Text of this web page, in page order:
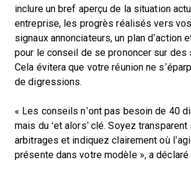
inclure un bref aperçu de la situation
entreprise, les progrès réalisés vers
signaux annonciateurs, un plan d’action
pour le conseil de se prononcer sur des
Cela évitera que votre réunion ne
de digressions.
« Les conseils n’ont pas besoin de 40
mais du ‘et alors’ clé. Soyez transparent
arbitrages et indiquez clairement où
présente dans votre modèle », a déclaré